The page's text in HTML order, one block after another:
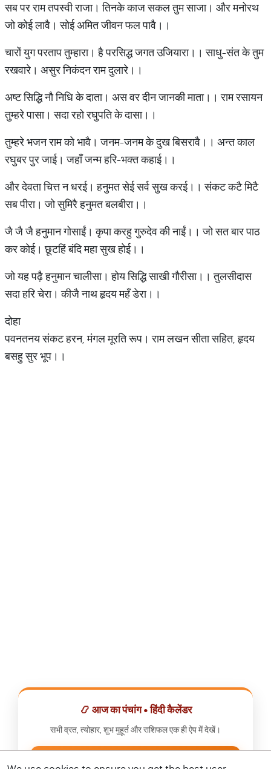
सब पर राम तपस्वी राजा। तिनके काज सकल तुम साजा। और मनोरथ
जो कोई लावै। सोई अमित जीवन फल पावै।।
चारों युग परताप तुम्हारा। है परसिद्ध जगत उजियारा।। साधु-संत के तुम
रखवारे। असुर निकंदन राम दुलारे।।
अष्ट सिद्धि नौ निधि के दाता। अस वर दीन जानकी माता।। राम रसायन
तुम्हरे पासा। सदा रहो रघुपति के दासा।।
तुम्हरे भजन राम को भावै। जनम-जनम के दुख बिसरावै।। अन्त काल
रघुबर पुर जाई। जहाँ जन्म हरि-भक्त कहाई।।
और देवता चित्त न धरई। हनुमत सेई सर्व सुख करई।। संकट कटै मिटै
सब पीरा। जो सुमिरै हनुमत बलबीरा।।
जै जै जै हनुमान गोसाईं। कृपा करहु गुरुदेव की नाईं।। जो सत बार पाठ
कर कोई। छूटहिं बंदि महा सुख होई।।
जो यह पढ़ै हनुमान चालीसा। होय सिद्धि साखी गौरीसा।। तुलसीदास
सदा हरि चेरा। कीजै नाथ हृदय महँ डेरा।।
दोहा
पवनतनय संकट हरन, मंगल मूरति रूप। राम लखन सीता सहित, हृदय
बसहु सुर भूप।।
📿 आज का पंचांग • हिंदी कैलेंडर
सभी व्रत, त्योहार, शुभ मुहूर्त और राशिफल एक ही ऐप में देखें।